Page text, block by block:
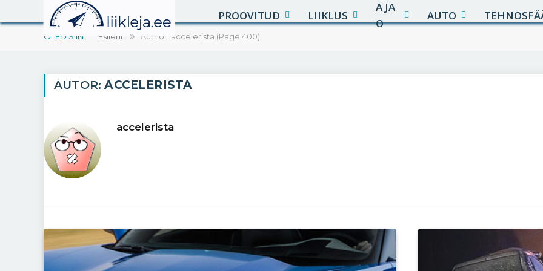
PROOVITUD LIIKLUS
A JA
O
AUTO
OLED SIIN: Esileht » Author: accelerista (Page 400)
AUTOR:ACCELERISTA
accelerista